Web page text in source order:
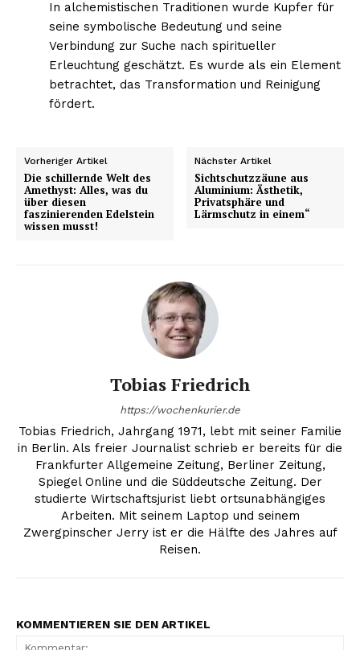
In alchemistischen Traditionen wurde Kupfer für
seine symbolische Bedeutung und seine
Verbindung zur Suche nach spiritueller
Erleuchtung geschätzt. Es wurde als ein Element
betrachtet, das Transformation und Reinigung
fördert.
Vorheriger Artikel
Die schillernde Welt des
Amethyst: Alles, was du
über diesen
faszinierenden Edelstein
wissen musst!
Nächster Artikel
Sichtschutzzäune aus
Aluminium: Ästhetik,
Privatsphäre und
Lärmschutz in einem“
Tobias Friedrich
https://wochenkurier.de
Tobias Friedrich, Jahrgang 1971, lebt mit seiner Familie
in Berlin. Als freier Journalist schrieb er bereits für die
Frankfurter Allgemeine Zeitung, Berliner Zeitung,
Spiegel Online und die Süddeutsche Zeitung. Der
studierte Wirtschaftsjurist liebt ortsunabhängiges
Arbeiten. Mit seinem Laptop und seinem
Zwergpinscher Jerry ist er die Hälfte des Jahres auf
Reisen.
KOMMENTIEREN SIE DEN ARTIKEL